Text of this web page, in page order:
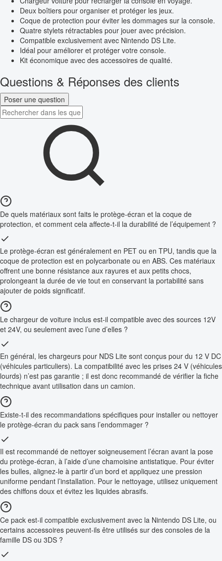
Deux boîtiers pour organiser et protéger les jeux.
Coque de protection pour éviter les dommages sur la console.
Quatre stylets rétractables pour jouer avec précision.
Compatible exclusivement avec Nintendo DS Lite.
Idéal pour améliorer et protéger votre console.
Kit économique avec des accessoires de qualité.
Questions & Réponses des clients
Poser une question
De quels matériaux sont faits le protège-écran et la coque de
protection, et comment cela affecte-t-il la durabilité de l’équipement ?
Le protège-écran est généralement en PET ou en TPU, tandis que la
coque de protection est en polycarbonate ou en ABS. Ces matériaux
offrent une bonne résistance aux rayures et aux petits chocs,
prolongeant la durée de vie tout en conservant la portabilité sans
ajouter de poids significatif.
Le chargeur de voiture inclus est-il compatible avec des sources 12V
et 24V, ou seulement avec l’une d’elles ?
En général, les chargeurs pour NDS Lite sont conçus pour du 12 V DC
(véhicules particuliers). La compatibilité avec les prises 24 V (véhicules
lourds) n’est pas garantie ; il est donc recommandé de vérifier la fiche
technique avant utilisation dans un camion.
Existe-t-il des recommandations spécifiques pour installer ou nettoyer
le protège-écran du pack sans l’endommager ?
Il est recommandé de nettoyer soigneusement l’écran avant la pose
du protège-écran, à l’aide d’une chamoisine antistatique. Pour éviter
les bulles, alignez-le à partir d’un bord et appliquez une pression
uniforme pendant l’installation. Pour le nettoyage, utilisez uniquement
des chiffons doux et évitez les liquides abrasifs.
Ce pack est-il compatible exclusivement avec la Nintendo DS Lite, ou
certains accessoires peuvent-ils être utilisés sur des consoles de la
famille DS ou 3DS ?